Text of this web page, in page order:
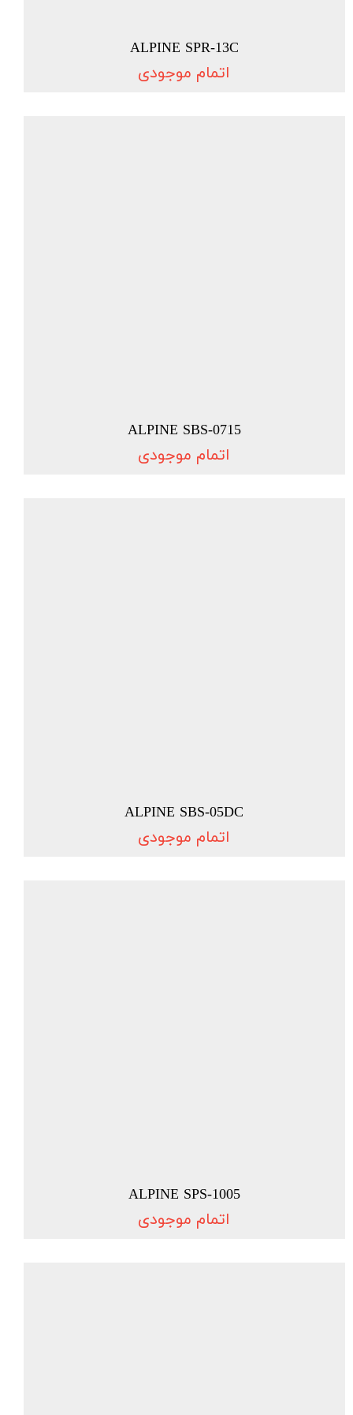
ALPINE SPR-13C
اتمام موجودی
ALPINE SBS-0715
اتمام موجودی
ALPINE SBS-05DC
اتمام موجودی
ALPINE SPS-1005
اتمام موجودی